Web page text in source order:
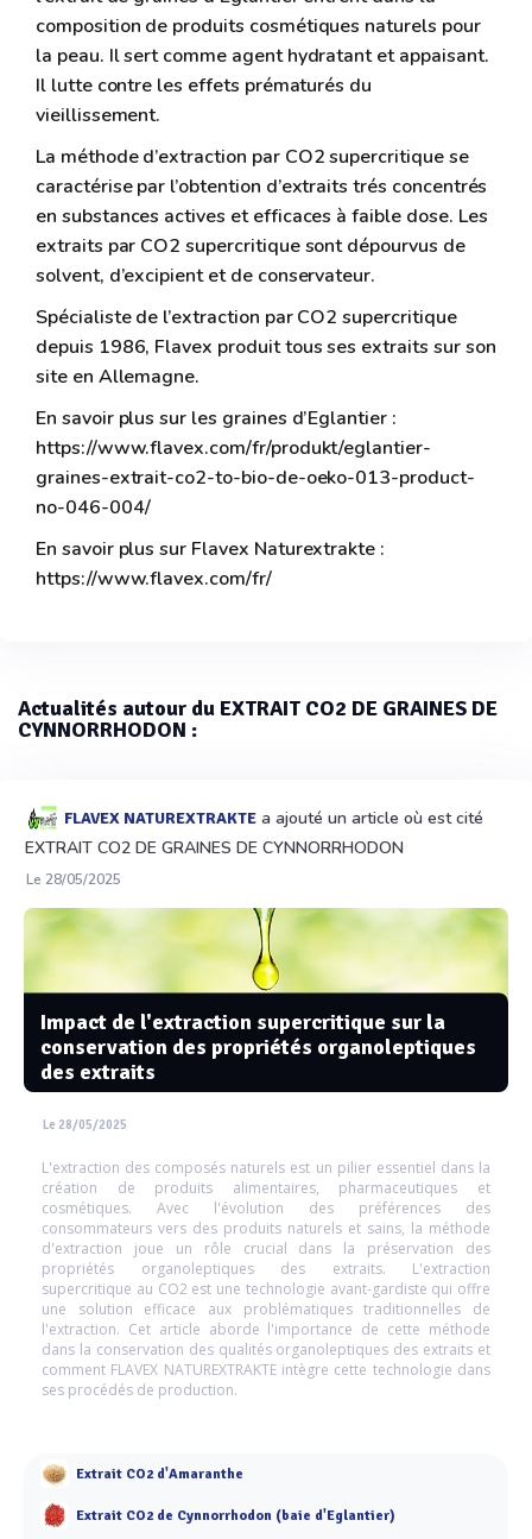
composition de produits cosmétiques naturels pour
la peau. Il sert comme agent hydratant et appaisant.
Il lutte contre les effets prématurés du
vieillissement.
La méthode d’extraction par CO2 supercritique se
caractérise par l’obtention d’extraits trés concentrés
en substances actives et efficaces à faible dose. Les
extraits par CO2 supercritique sont dépourvus de
solvent, d’excipient et de conservateur.
Spécialiste de l’extraction par CO2 supercritique
depuis 1986, Flavex produit tous ses extraits sur son
site en Allemagne.
En savoir plus sur les graines d’Eglantier :
https://www.flavex.com/fr/produkt/eglantier-
graines-extrait-co2-to-bio-de-oeko-013-product-
no-046-004/
En savoir plus sur Flavex Naturextrakte :
https://www.flavex.com/fr/
Actualités autour du EXTRAIT CO2 DE GRAINES DE
CYNNORRHODON :
FLAVEX NATUREXTRAKTE a ajouté un article où est cité
EXTRAIT CO2 DE GRAINES DE CYNNORRHODON
Le 28/05/2025
Impact de l'extraction supercritique sur la
conservation des propriétés organoleptiques
des extraits
Le 28/05/2025
L'extraction des composés naturels est un pilier essentiel dans la
création de produits alimentaires, pharmaceutiques et
cosmétiques. Avec l'évolution des préférences des
consommateurs vers des produits naturels et sains, la méthode
d'extraction joue un rôle crucial dans la préservation des
propriétés organoleptiques des extraits. L'extraction
supercritique au CO2 est une technologie avant-gardiste qui offre
une solution efficace aux problématiques traditionnelles de
l'extraction. Cet article aborde l'importance de cette méthode
dans la conservation des qualités organoleptiques des extraits et
comment FLAVEX NATUREXTRAKTE intègre cette technologie dans
ses procédés de production.
Extrait CO2 d'Amaranthe
Extrait CO2 de Cynnorrhodon (baie d'Eglantier)